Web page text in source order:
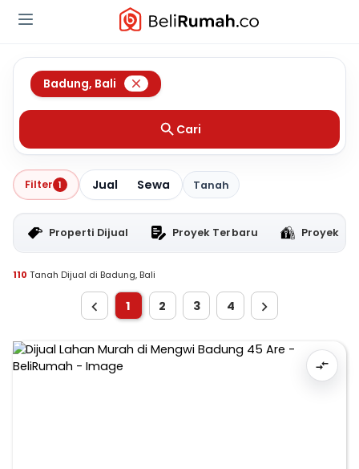
Badung, Bali
Cari
Filter 1 Jual Sewa Tanah
Properti Dijual Proyek Terbaru Proyek
110 Tanah Dijual di Badung, Bali
1 2 3 4